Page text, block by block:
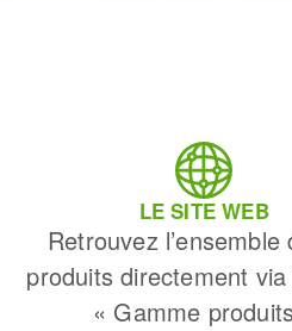
LE SITE WEB
Retrouvez l’ensemble
produits directement via
« Gamme